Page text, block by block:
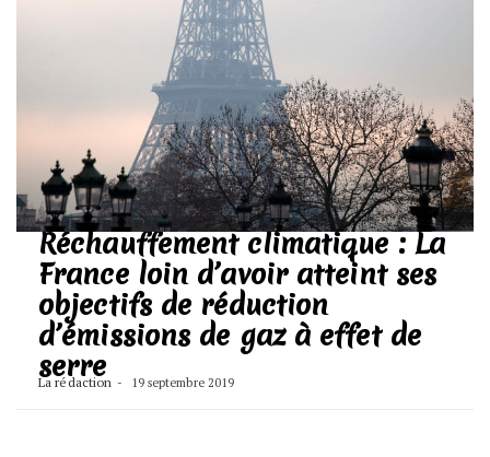
Réchauffement climatique : La
France loin d’avoir atteint ses
objectifs de réduction
d’émissions de gaz à effet de
serre
La rédaction 19 septembre 2019